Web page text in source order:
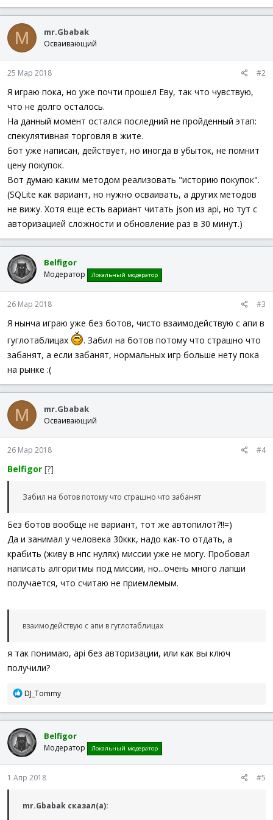
M mr.Gbabak
Осваивающий
25 Мар 2018 #2
Я играю пока, но уже почти прошел Еву, так что чувствую,
что не долго осталось.
На данный момент остался последний не пройденный этап:
спекулятивная торговля в жите.
Бот уже написан, действует, но иногда в убыток, не помнит
цену покупок.
Вот думаю каким методом реализовать "историю покупок".
(SQLite как вариант, но нужно осваивать, а других методов
не вижу. Хотя еще есть вариант читать json из api, но тут с
авторизацией сложности и обновление раз в 30 минут.)
Belfigor
Модератор Локальный модератор
26 Мар 2018 #3
Я нынча играю уже без ботов, чисто взаимодействую с апи в
гуглотаблицах
. Забил на ботов потому что страшно что
забанят, а если забанят, нормальных игр больше нету пока
на рынке :(
M mr.Gbabak
Осваивающий
26 Мар 2018 #4
Belfigor [?]
Забил на ботов потому что страшно что забанят
Без ботов вообще не вариант, тот же автопилот?!!=)
Да и занимал у человека 30ккк, надо как-то отдать, а
крабить (живу в нпс нулях) миссии уже не могу. Пробовал
написать алгоритмы под миссии, но...очень много лапши
получается, что считаю не приемлемым.
взаимодействую с апи в гуглотаблицах
я так понимаю, api без авторизации, или как вы ключ
получили?
Р
а
к
ц
и
и
DJ_Tommy
Belfigor
Модератор Локальный модератор
1 Апр 2018 #5
mr.Gbabak сказал(а):